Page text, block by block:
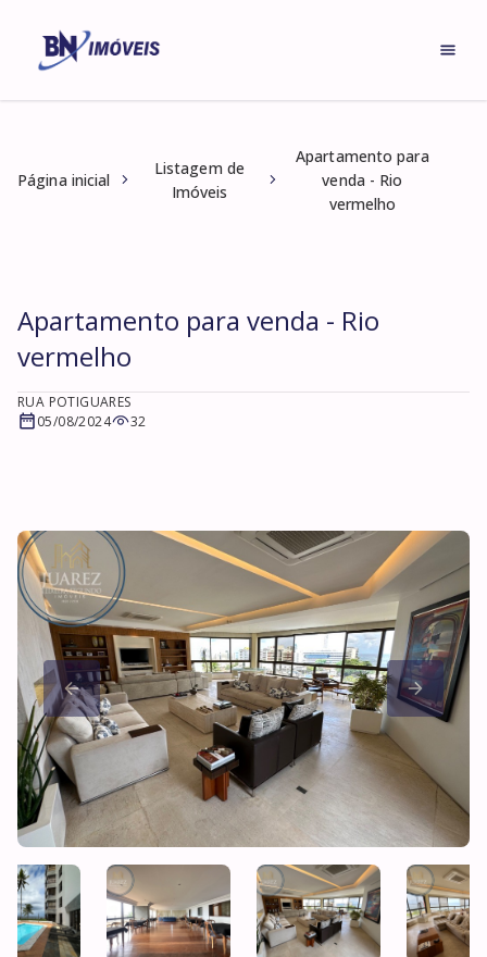
Página inicial
Listagem de
Imóveis
Apartamento para
venda - Rio
vermelho
Apartamento para venda - Rio
vermelho
RUA POTIGUARES
05/08/2024
32